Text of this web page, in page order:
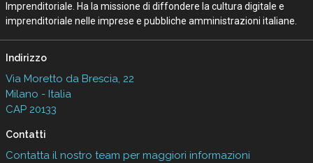
Imprenditoriale. Ha la missione di diffondere la cultura digitale e
imprenditoriale nelle imprese e pubbliche amministrazioni italiane.
Indirizzo
Via Moretto da Brescia, 22
Milano - Italia
CAP 20133
Contatti
Contatta il nostro team per maggiori informazioni